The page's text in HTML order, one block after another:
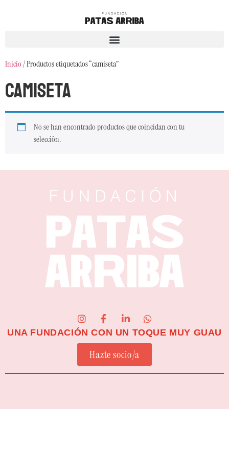
Inicio/ Productos etiquetados “camiseta”
camiseta
No se han encontrado productos que coincidan con tu
selección.
UNA FUNDACIÓN CON UN TOQUE MUY GUAU
Hazte socio/a